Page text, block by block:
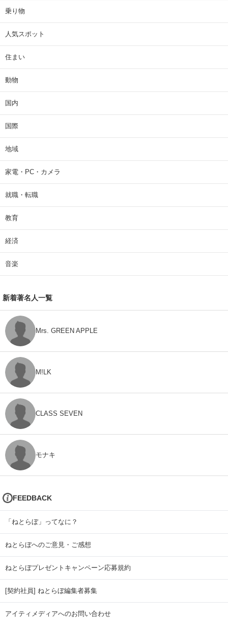
乗り物
人気スポット
住まい
動物
国内
国際
地域
家電・PC・カメラ
就職・転職
教育
経済
音楽
新着著名人一覧
Mrs. GREEN APPLE
M!LK
CLASS SEVEN
モナキ
FEEDBACK
「ねとらぼ」ってなに？
ねとらぼへのご意見・ご感想
ねとらぼプレゼントキャンペーン応募規約
[契約社員] ねとらぼ編集者募集
アイティメディアへのお問い合わせ